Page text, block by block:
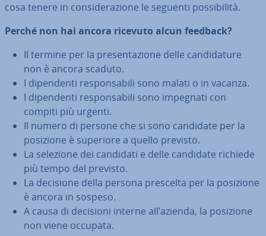
cosa tenere in con­si­de­ra­zio­ne le seguenti pos­si­bi­li­tà.
Perché non hai ancora ricevuto alcun feedback?
Il termine per la pre­sen­ta­zio­ne delle can­di­da­tu­re
non è ancora scaduto.
I di­pen­den­ti re­spon­sa­bi­li sono malati o in vacanza.
I di­pen­den­ti re­spon­sa­bi­li sono impegnati con
compiti più urgenti.
Il numero di persone che si sono candidate per la
posizione è superiore a quello previsto.
La selezione dei candidati e delle candidate richiede
più tempo del previsto.
La decisione della persona prescelta per la posizione
è ancora in sospeso.
A causa di decisioni interne all’azienda, la posizione
non viene occupata.